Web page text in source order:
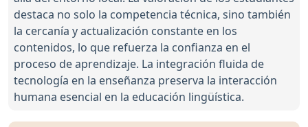
destaca no solo la competencia técnica, sino también
la cercanía y actualización constante en los
contenidos, lo que refuerza la confianza en el
proceso de aprendizaje. La integración fluida de
tecnología en la enseñanza preserva la interacción
humana esencial en la educación lingüística.